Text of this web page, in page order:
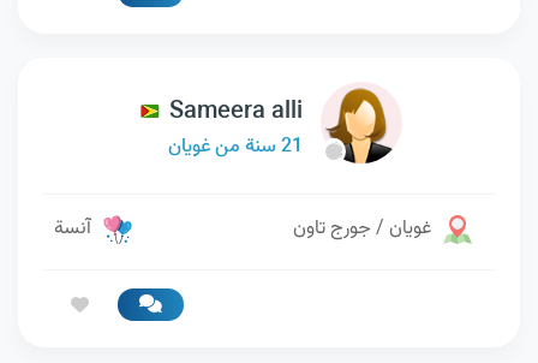
Sameera alli
21 سنة من غويان
غويان / جورج تاون آنسة